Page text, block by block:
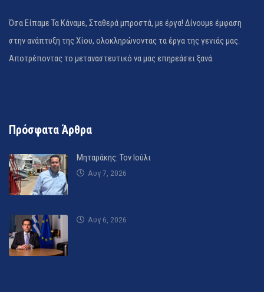
Όσα Είπαμε Τα Κάναμε, Σταθερά μπροστά, με έργα! Δίνουμε έμφαση
στην ανάπτυξη της Χίου, ολοκληρώνοντας τα έργα της γενιάς μας.
Αποτρέποντας το μεταναστευτικό να μας επηρεάσει ξανά.
Πρόσφατα Άρθρα
Μηταράκης: Τον Ιούλι
Αυγ 7, 2026
Αυγ 6, 2026